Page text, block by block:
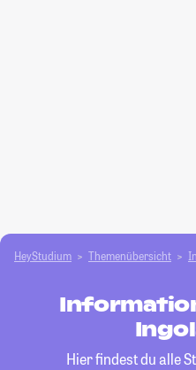
HeyStudium Themenübersicht
Hier findest du alle